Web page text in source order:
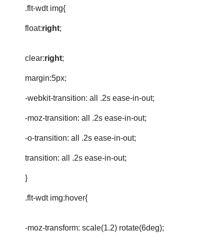
.flt-wdt img{
float:right;
clear:right;
margin:5px;
-webkit-transition: all .2s ease-in-out;
-moz-transition: all .2s ease-in-out;
-o-transition: all .2s ease-in-out;
transition: all .2s ease-in-out;
}
.flt-wdt img:hover{
-moz-transform: scale(1.2) rotate(6deg);